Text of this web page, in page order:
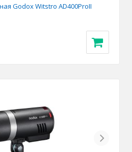
Godox Witstro AD400ProII
Next